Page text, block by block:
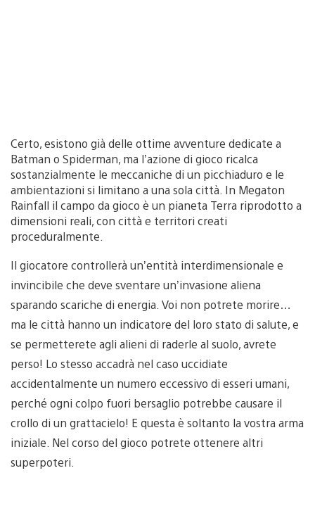
Certo, esistono già delle ottime avventure dedicate a
Batman o Spiderman, ma l’azione di gioco ricalca
sostanzialmente le meccaniche di un picchiaduro e le
ambientazioni si limitano a una sola città. In Megaton
Rainfall il campo da gioco è un pianeta Terra riprodotto a
dimensioni reali, con città e territori creati
proceduralmente.
Il giocatore controllerà un’entità interdimensionale e
invincibile che deve sventare un’invasione aliena
sparando scariche di energia. Voi non potrete morire…
ma le città hanno un indicatore del loro stato di salute, e
se permetterete agli alieni di raderle al suolo, avrete
perso! Lo stesso accadrà nel caso uccidiate
accidentalmente un numero eccessivo di esseri umani,
perché ogni colpo fuori bersaglio potrebbe causare il
crollo di un grattacielo! E questa è soltanto la vostra arma
iniziale. Nel corso del gioco potrete ottenere altri
superpoteri.